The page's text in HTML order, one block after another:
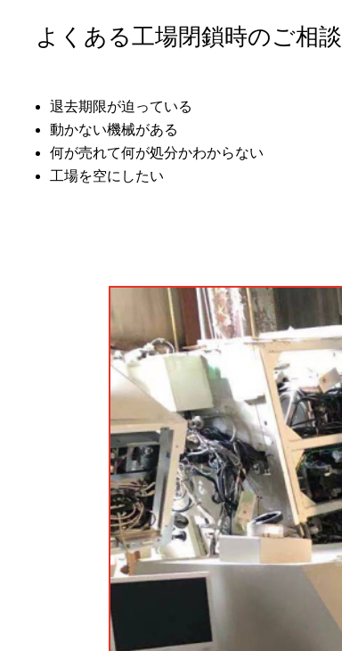
よくある工場閉鎖時のご相談
退去期限が迫っている
動かない機械がある
何が売れて何が処分かわからない
工場を空にしたい